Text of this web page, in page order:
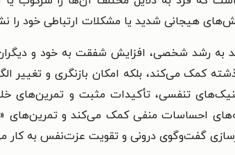
هیجانی شدید یا مشکلات ارتباطی خود را
به رشد شخصی، افزایش شفقت به خود و دیگران
کمک می‌کند، بلکه امکان بازنگری و تغییر
تنفسی، تأکیدات مثبت و تمرین‌های
احساسات منفی کمک می‌کند و تمرین‌های
گفت‌وگوی درونی و تقویت عزت‌نفس به کار